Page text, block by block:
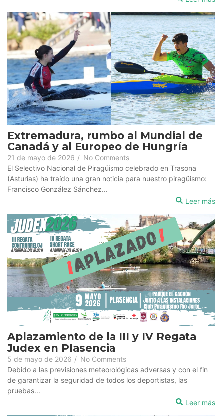
Extremadura, rumbo al Mundial de
Canadá y al Europeo de Hungría
21 de mayo de 2026 / No Comments
El Selectivo Nacional de Piragüismo celebrado en Trasona
(Asturias) ha traído una gran noticia para nuestro piragüismo:
Francisco González Sánchez...
Leer más
Aplazamiento de la III y IV Regata
Judex en Plasencia
5 de mayo de 2026 / No Comments
Debido a las previsiones meteorológicas adversas y con el fin
de garantizar la seguridad de todos los deportistas, las
pruebas...
Leer más